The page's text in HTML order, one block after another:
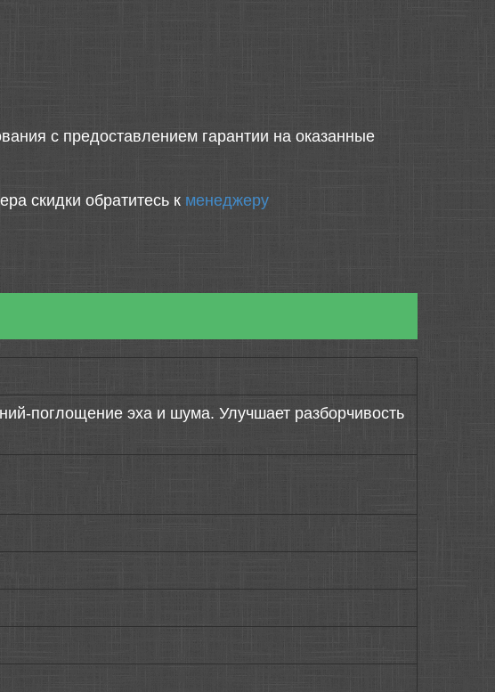
с предоставлением гарантии на оказанные
скидки обратитесь к менеджеру
поглощение эха и шума. Улучшает разборчивость